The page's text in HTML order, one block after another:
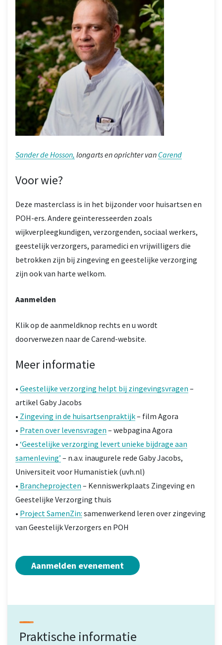
Sander de Hosson, longarts en oprichter van Carend
Voor wie?
Deze masterclass is in het bijzonder voor huisartsen en
POH-ers. Andere geïnteresseerden zoals
wijkverpleegkundigen, verzorgenden, sociaal werkers,
geestelijk verzorgers, paramedici en vrijwilligers die
betrokken zijn bij zingeving en geestelijke verzorging
zijn ook van harte welkom.
Aanmelden
Klik op de aanmeldknop rechts en u wordt
doorverwezen naar de Carend-website.
Meer informatie
• Geestelijke verzorging helpt bij zingevingsvragen –
artikel Gaby Jacobs
• Zingeving in de huisartsenpraktijk– film Agora
• Praten over levensvragen – webpagina Agora
• ‘Geestelijke verzorging levert unieke bijdrage aan
samenleving’ – n.a.v. inaugurele rede Gaby Jacobs,
Universiteit voor Humanistiek (uvh.nl)
• Brancheprojecten – Kenniswerkplaats Zingeving en
Geestelijke Verzorging thuis
• Project SamenZin: samenwerkend leren over zingeving
van Geestelijk Verzorgers en POH
Aanmelden evenement
Praktische informatie